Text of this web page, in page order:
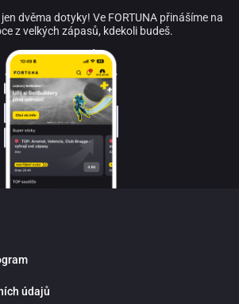
dvěma dotyky! Ve FORTUNA přinášíme na
z velkých zápasů, kdekoli budeš.
údajů